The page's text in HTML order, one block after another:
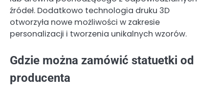
źródeł. Dodatkowo technologia druku 3D
otworzyła nowe możliwości w zakresie
personalizacji i tworzenia unikalnych wzorów.
Gdzie można zamówić statuetki od
producenta